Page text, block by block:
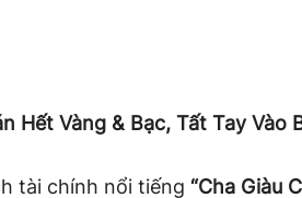
Hết Vàng & Bạc, Tất Tay Vào
tài chính nổi tiếng “Cha Giàu